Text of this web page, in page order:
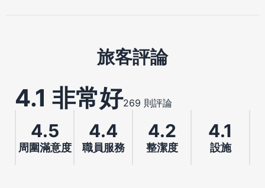
旅客評論
4.1 非常好269 則評論
4.5
周圍滿意度
4.4
職員服務
4.2
整潔度
4.1
設施